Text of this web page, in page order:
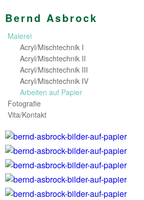
Bernd Asbrock
Malerei
Acryl/Mischtechnik I
Acryl/Mischtechnik II
Acryl/Mischtechnik III
Acryl/Mischtechnik IV
Arbeiten auf Papier
Fotografie
Vita/Kontakt